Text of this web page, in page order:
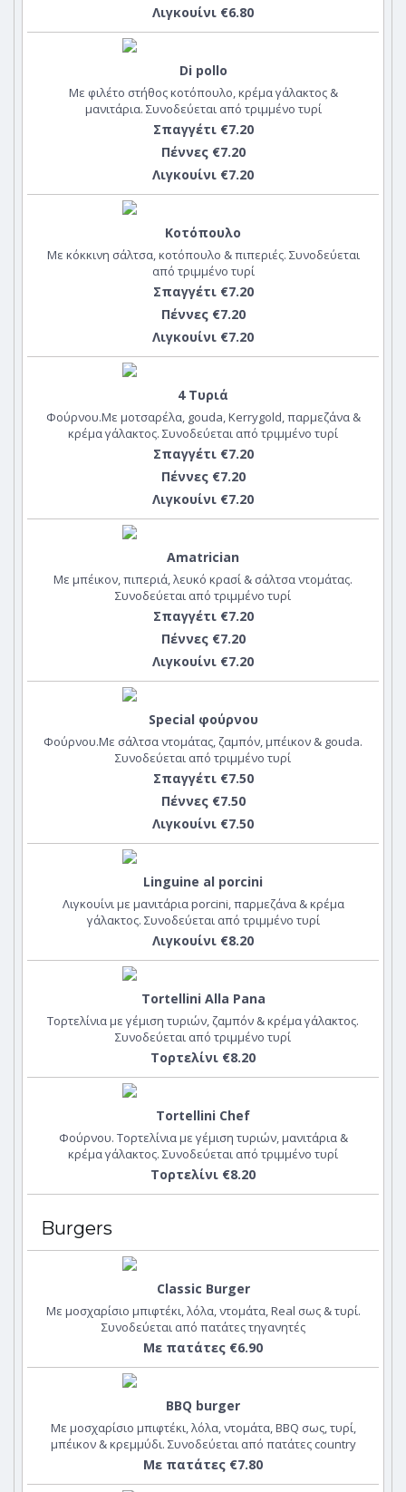
Λιγκουίνι €6.80
Di pollo
Με φιλέτο στήθος κοτόπουλο, κρέμα γάλακτος &
μανιτάρια. Συνοδεύεται από τριμμένο τυρί
Σπαγγέτι €7.20
Πέννες €7.20
Λιγκουίνι €7.20
Κοτόπουλο
Με κόκκινη σάλτσα, κοτόπουλο & πιπεριές. Συνοδεύεται
από τριμμένο τυρί
Σπαγγέτι €7.20
Πέννες €7.20
Λιγκουίνι €7.20
4 Τυριά
Φούρνου.Με μοτσαρέλα, gouda, Kerrygold, παρμεζάνα &
κρέμα γάλακτος. Συνοδεύεται από τριμμένο τυρί
Σπαγγέτι €7.20
Πέννες €7.20
Λιγκουίνι €7.20
Amatrician
Με μπέικον, πιπεριά, λευκό κρασί & σάλτσα ντομάτας.
Συνοδεύεται από τριμμένο τυρί
Σπαγγέτι €7.20
Πέννες €7.20
Λιγκουίνι €7.20
Special φούρνου
Φούρνου.Με σάλτσα ντομάτας, ζαμπόν, μπέικον & gouda.
Συνοδεύεται από τριμμένο τυρί
Σπαγγέτι €7.50
Πέννες €7.50
Λιγκουίνι €7.50
Linguine al porcini
Λιγκουίνι με μανιτάρια porcini, παρμεζάνα & κρέμα
γάλακτος. Συνοδεύεται από τριμμένο τυρί
Λιγκουίνι €8.20
Tortellini Alla Pana
Τορτελίνια με γέμιση τυριών, ζαμπόν & κρέμα γάλακτος.
Συνοδεύεται από τριμμένο τυρί
Τορτελίνι €8.20
Tortellini Chef
Φούρνου. Τορτελίνια με γέμιση τυριών, μανιτάρια &
κρέμα γάλακτος. Συνοδεύεται από τριμμένο τυρί
Τορτελίνι €8.20
Burgers
Classic Burger
Με μοσχαρίσιο μπιφτέκι, λόλα, ντομάτα, Real σως & τυρί.
Συνοδεύεται από πατάτες τηγανητές
Με πατάτες €6.90
BBQ burger
Με μοσχαρίσιο μπιφτέκι, λόλα, ντομάτα, BBQ σως, τυρί,
μπέικον & κρεμμύδι. Συνοδεύεται από πατάτες country
wedges
Με πατάτες €7.80